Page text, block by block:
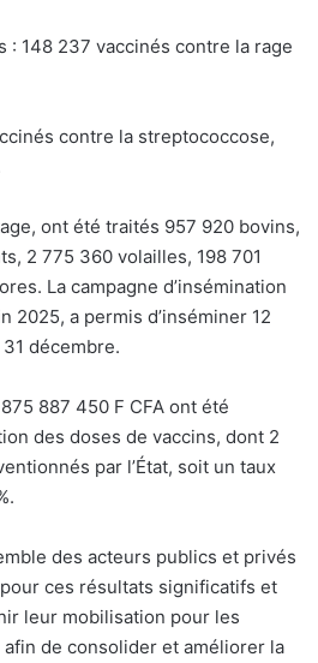
: 148 237 vaccinés contre la rage
contre la streptococcose,
ont été traités 957 920 bovins,
2 775 360 volailles, 198 701
La campagne d’insémination
2025, a permis d’inséminer 12
décembre.
887 450 F CFA ont été
des doses de vaccins, dont 2
par l’État, soit un taux
des acteurs publics et privés
ces résultats significatifs et
leur mobilisation pour les
de consolider et améliorer la